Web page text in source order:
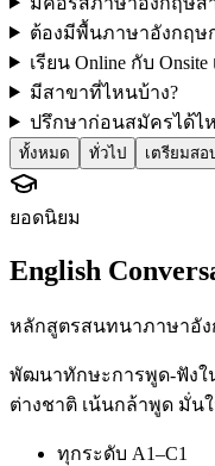
ต้องมีพื้นภาษาอังกฤษ
เรียน Online กับ
มีสาขาที่ไหนบ้าง?
ปรึกษาก่อนสมัครได้ไ
ทั้งหมด ทั่วไป เตรียมสอ
ยอดนิยม
English
หลักสูตรสนทนาภาษาอั
พัฒนาทักษะการพูด-ฟังใ
ต่างชาติ เน้นกล้าพูด มั่น
ทุกระดับ A1–C1